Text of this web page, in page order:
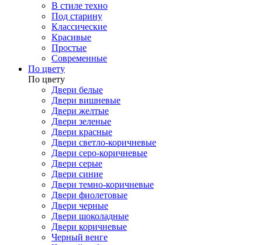
В стиле техно
Под старину
Классические
Красивые
Простые
Современные
По цвету
По цвету
Двери белые
Двери вишневые
Двери желтые
Двери зеленые
Двери красные
Двери светло-коричневые
Двери серо-коричневые
Двери серые
Двери синие
Двери темно-коричневые
Двери фиолетовые
Двери черные
Двери шоколадные
Двери коричневые
Черный венге